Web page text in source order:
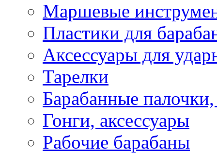
Маршевые
Пластики для
Аксессуары для
Тарелки
Барабанные палочки,
Гонги, аксессуары
Рабочие барабаны